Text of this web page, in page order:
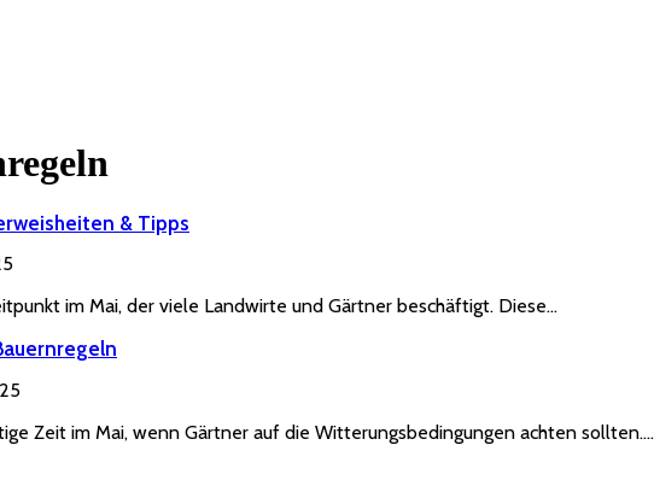
& Tipps
im Mai, der viele Landwirte und Gärtner beschäftigt. Diese…
Zeit im Mai, wenn Gärtner auf die Witterungsbedingungen achten sollten.…